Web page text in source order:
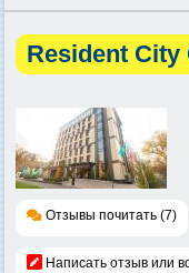
Resident
Отзывы почитать (7)
Написать отзыв или